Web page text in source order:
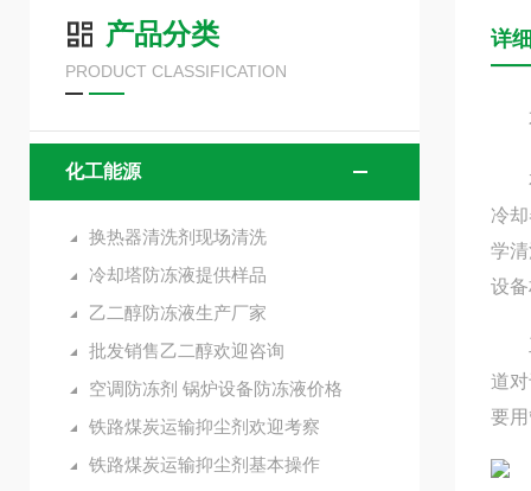
产品分类
PRODUCT CLASSIFICATION
化工能源
换热器清洗剂现场清洗
冷却塔防冻液提供样品
乙二醇防冻液生产厂家
批发销售乙二醇欢迎咨询
空调防冻剂 锅炉设备防冻液价格
铁路煤炭运输抑尘剂欢迎考察
铁路煤炭运输抑尘剂基本操作
详
不
本
冷
学
设
工
道
要